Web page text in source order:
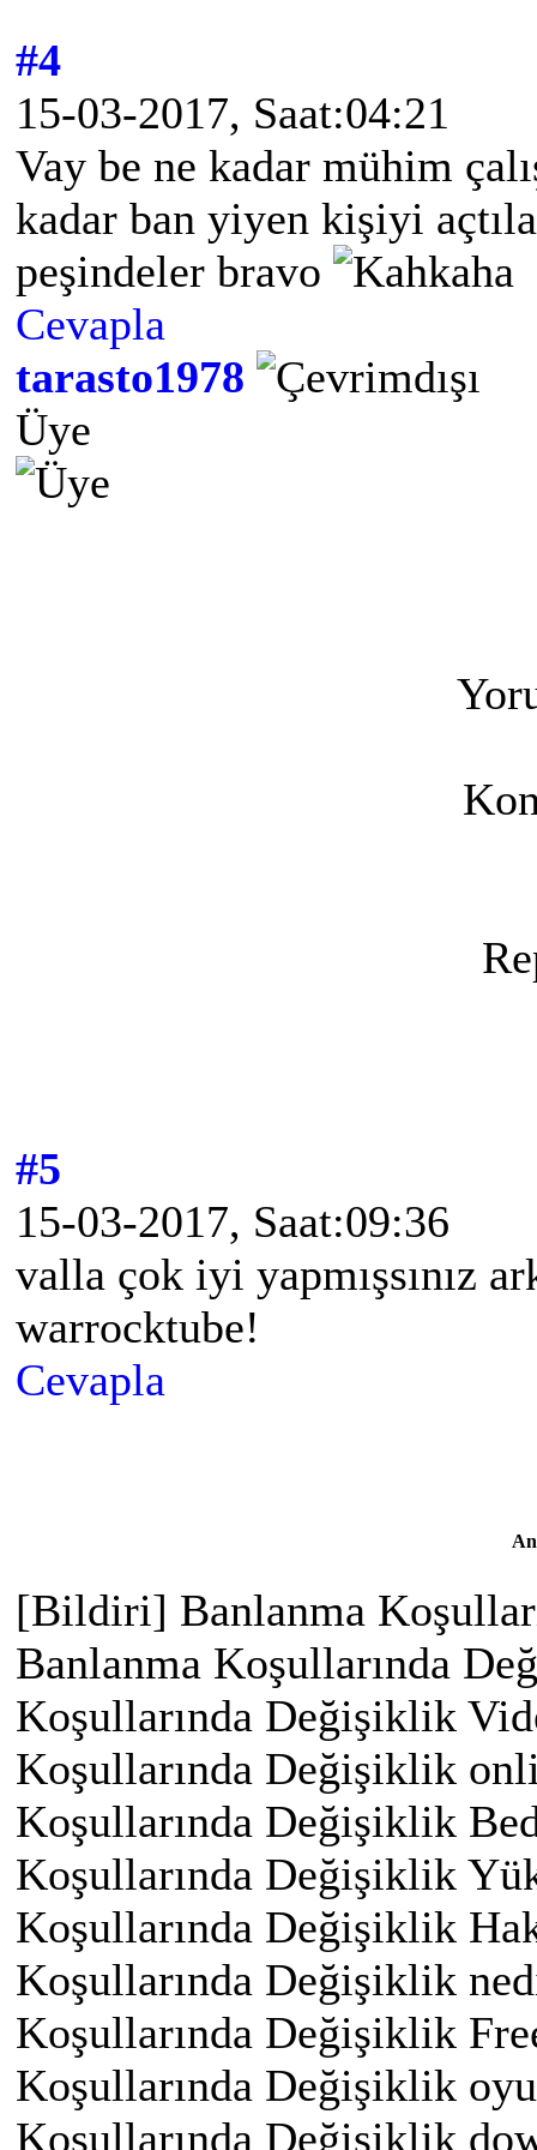
#4
15-03-2017, Saat:04:21
Vay be ne kadar mühim
kadar ban yiyen kişiyi
peşindeler bravo
Cevapla
tarasto1978
Üye
#5
15-03-2017, Saat:09:36
valla çok iyi yapmışsınız
warrocktube!
Cevapla
[Bildiri] Banlanma
Banlanma Koşullarında
Koşullarında Değişiklik
Koşullarında Değişiklik
Koşullarında Değişiklik
Koşullarında Değişiklik
Koşullarında Değişiklik
Koşullarında Değişiklik
Koşullarında Değişiklik
Koşullarında Değişiklik
Koşullarında Değişiklik